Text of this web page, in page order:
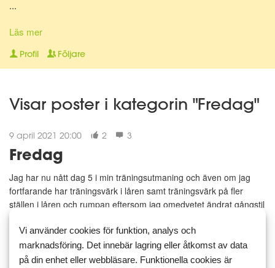
Mitt mål är att kunna äta allt i lagom mängd och återfå kontrollen
med medvetna val.
...
Läs mer
Profil Följare
Visar poster i kategorin "Fredag"
9 april 2021 20:00 2 3
Fredag
Jag har nu nått dag 5 i min träningsutmaning och även om jag
fortfarande har träningsvärk i låren samt träningsvärk på fler
ställen i låren och rumpan eftersom jag omedvetet ändrat gångstil
Jag har ä...
Fredag
träning
Vi använder cookies för funktion, analys och
marknadsföring. Det innebär lagring eller åtkomst av data
på din enhet eller webbläsare. Funktionella cookies är